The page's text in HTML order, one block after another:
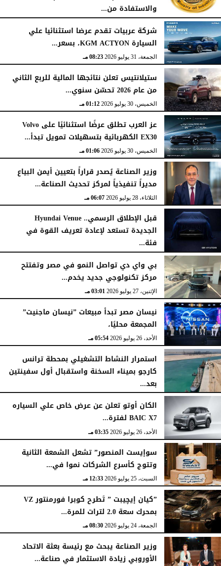
والاستفادة من...
السبت، 1 أغسطس 2026
شركة عربيات تقدم عرضا استثنائيا علي
السيارة KGM ACTYON، بسعر...
الجمعة، 31 يوليو 2026 08:23 مـ
ستيلانتيس تعلن نتائجها المالية للربع الثاني
من عام 2026 تحسّن سنوي...
الخميس، 30 يوليو 2026 01:12 مـ
عز العرب تطلق عرضًا استثنائيًا على Volvo
EX30 الكهربائية بتسهيلات تمويل تبدأ...
الخميس، 30 يوليو 2026 01:06 مـ
وزير الصناعة يُصدر قراراً بتعيين أيمن البياع
مديراً تنفيذياً لمركز تحديث الصناعة...
الثلاثاء، 28 يوليو 2026 06:07 مـ
قبل الإطلاق الرسمي.. Hyundai Venue
الجديدة تستعد لإعادة تعريف القوة في
فئة...
الثلاثاء، 28 يوليو 2026 12:28 مـ
بي واي دي تواصل النمو في مصر وتفتتح
مركز تكنولوجي جديد يخدم...
الإثنين، 27 يوليو 2026 03:01 مـ
نيسان مصر تبدأ مبيعات ”نيسان ماجنيت”
المجمعة محليًا،
الأحد، 26 يوليو 2026 05:54 مـ
استمرار النشاط التشغيلي بمحطة ترانس
كارجو بميناء السخنة واستقبال أول سفينتين
بعد...
الأحد، 26 يوليو 2026 05:52 مـ
الكان أوتو تعلن عن عرض خاص علي السياره
BAIC X7 لفترة...
الأحد، 26 يوليو 2026 03:35 مـ
سوإيست المنصور” تشعل الشمعة الثانية
وتتوج كأسرع الشركات نموا في...
السبت، 25 يوليو 2026 12:33 مـ
”كيان إيچيبت ” تَطرح كوبرا فورمنتور VZ
بمحرك سعة 2.0 لترات للمرة...
الجمعة، 24 يوليو 2026 08:30 مـ
وزير الصناعة يبحث مع رئيسة بعثة الاتحاد
الأوروبي زيادة الاستثمار في صناعة...